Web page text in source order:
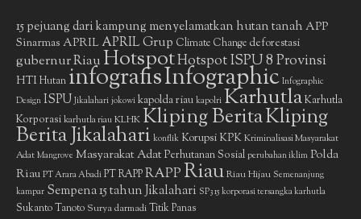
15 pejuang dari kampung menyelamatkan hutan tanah APP
Sinarmas APRIL APRIL Grup Climate Change deforestasi
gubernur RiauHotspotHotspot ISPU 8 Provinsi
HTIHutan infografisInfographic Infographic
Design ISPU Jikalahari jokowi kapolda riau kapolri KarhutlaKarhutla
Korporasikarhutla riauKLHKKliping BeritaKliping
Berita Jikalahari konflik Korupsi KPKKriminalisasi Masyarakat
Adat Mangrove Masyarakat AdatPerhutanan Sosial perubahan iklim Polda
Riau PT Arara Abadi PT RAPPRAPPRiauRiau Hijau Semenanjung
kampar Sempena 15 tahun Jikalahari SP3 15 korporasi tersangka karhutla
Sukanto Tanoto Surya darmadiTitik Panas